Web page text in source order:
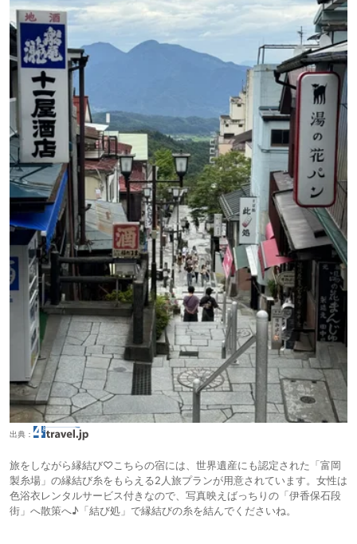
出典：
旅をしながら縁結び♡こちらの宿には、世界遺産にも認定された「富岡
製糸場」の縁結び糸をもらえる2人旅プランが用意されています。女性は
色浴衣レンタルサービス付きなので、写真映えばっちりの「伊香保石段
街」へ散策へ♪「結び処」で縁結びの糸を結んでくださいね。